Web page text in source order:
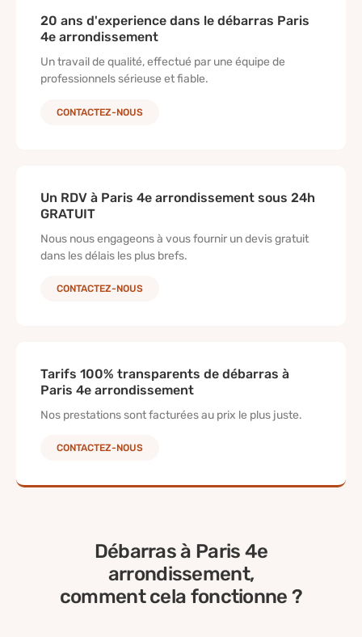
20 ans d'experience dans le débarras Paris
4e arrondissement​
Un travail de qualité, effectué par une équipe de
professionnels sérieuse et fiable.
CONTACTEZ-NOUS
Un RDV à Paris 4e arrondissement​ sous 24h
GRATUIT
Nous nous engageons à vous fournir un devis gratuit
dans les délais les plus brefs.
CONTACTEZ-NOUS
Tarifs 100% transparents de débarras à
Paris 4e arrondissement
Nos prestations sont facturées au prix le plus juste.
CONTACTEZ-NOUS
Débarras à Paris 4e
arrondissement,
comment cela fonctionne ?